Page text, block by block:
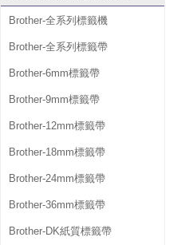
Brother-全系列標籤機
Brother-全系列標籤帶
Brother-6mm標籤帶
Brother-9mm標籤帶
Brother-12mm標籤帶
Brother-18mm標籤帶
Brother-24mm標籤帶
Brother-36mm標籤帶
Brother-DK紙質標籤帶